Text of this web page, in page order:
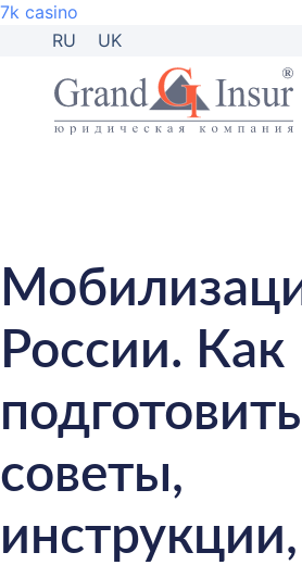
7k casino
RU
UK
России. Как
советы,
инструкции,